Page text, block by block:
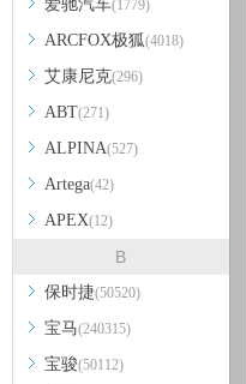
爱驰汽车(1779)
ARCFOX极狐(4018)
艾康尼克(296)
ABT(271)
ALPINA(527)
Artega(42)
APEX(12)
B
保时捷(50520)
宝马(240315)
宝骏(50112)